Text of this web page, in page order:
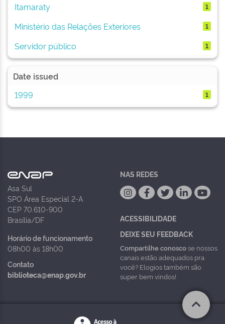
Itamaraty 1
Ministério das Relações Exteriores 1
Servidor público 1
Date issued
1999
1
Asa Sul
SPO Área Especial 2-A
CEP 70.610-900
Brasília/DF
Horário de funcionamento
08h00 às 18h00
Contato
biblioteca@enap.gov.br
NAS REDES
ACESSIBILIDADE
DEIXE SEU FEEDBACK
Compartilhe conoscose nossos
canais estão adequados pra
você? Elogios também são
super bem vindos!